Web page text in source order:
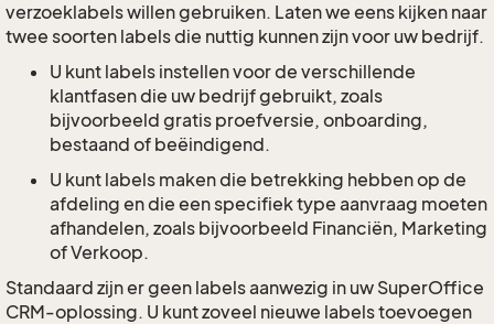
verzoeklabels willen gebruiken. Laten we eens kijken naar
twee soorten labels die nuttig kunnen zijn voor uw bedrijf.
U kunt labels instellen voor de verschillende
klantfasen die uw bedrijf gebruikt, zoals
bijvoorbeeld gratis proefversie, onboarding,
bestaand of beëindigend.
U kunt labels maken die betrekking hebben op de
afdeling en die een specifiek type aanvraag moeten
afhandelen, zoals bijvoorbeeld Financiën, Marketing
of Verkoop.
Standaard zijn er geen labels aanwezig in uw SuperOffice
CRM-oplossing. U kunt zoveel nieuwe labels toevoegen